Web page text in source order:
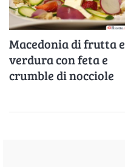
Macedonia di frutta e
verdura con feta e
crumble di nocciole